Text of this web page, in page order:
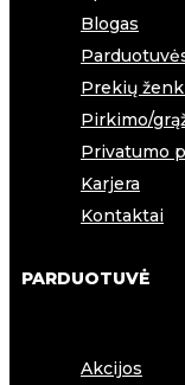
Blogas
Prekių
Pirkimo/
Privatumo
Karjera
Kontaktai
PARDUOTUVĖ
Akcijos